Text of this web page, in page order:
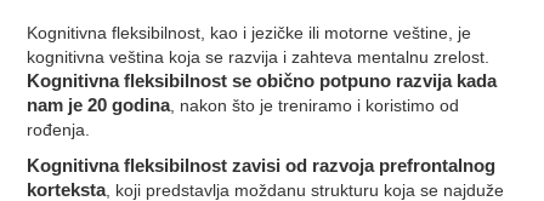
Kognitivna fleksibilnost, kao i jezičke ili motorne veštine, je
kognitivna veština koja se razvija i zahteva mentalnu zrelost.
Kognitivna fleksibilnost se obično potpuno razvija kada
nam je 20 godina, nakon što je treniramo i koristimo od
rođenja.
Kognitivna fleksibilnost zavisi od razvoja prefrontalnog
korteksta, koji predstavlja moždanu strukturu koja se najduže